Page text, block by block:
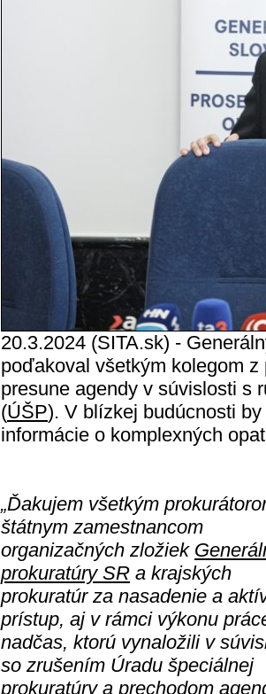
20.3.2024 (SITA.sk) -
poďakoval všetkým kolegom
presune agendy v súvislosti s
(ÚŠP). V blízkej budúcnosti
informácie o komplexných
„Ďakujem všetkým
štátnym zamestnancom
organizačných zložiek
prokuratúry SR a krajských
prokuratúr za nasadenie a
prístup, aj v rámci výkonu
nadčas, ktorú vynaložili v
so zrušením Úradu špeciálnej
prokuratúry a prechodom